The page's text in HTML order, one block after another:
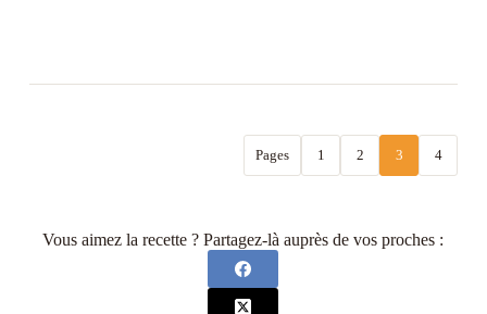
Pages 1 2 3 4
Vous aimez la recette ? Partagez-là auprès de vos proches :